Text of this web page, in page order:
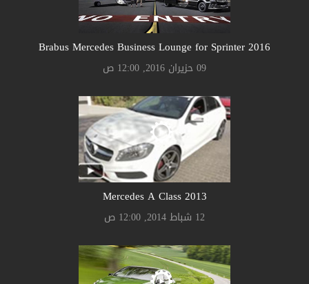
Brabus Mercedes Business Lounge for Sprinter 2016
09 حزيران 2016, 12:00 ص
Mercedes A Class 2013
12 شباط 2014, 12:00 ص